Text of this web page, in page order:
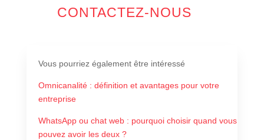
CONTACTEZ-NOUS
Vous pourriez également être intéressé
Omnicanalité : définition et avantages pour votre
entreprise
WhatsApp ou chat web : pourquoi choisir quand vous
pouvez avoir les deux ?